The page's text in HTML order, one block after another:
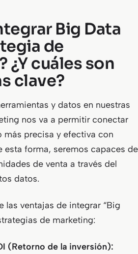
Big Data
de
¿Y cuáles son
clave?
y datos en nuestras
nos va a permitir conectar
más precisa y efectiva con
esta forma, seremos capaces de
de venta a través del
datos.
las ventajas de integrar “Big
de marketing:
(Retorno de la inversión):